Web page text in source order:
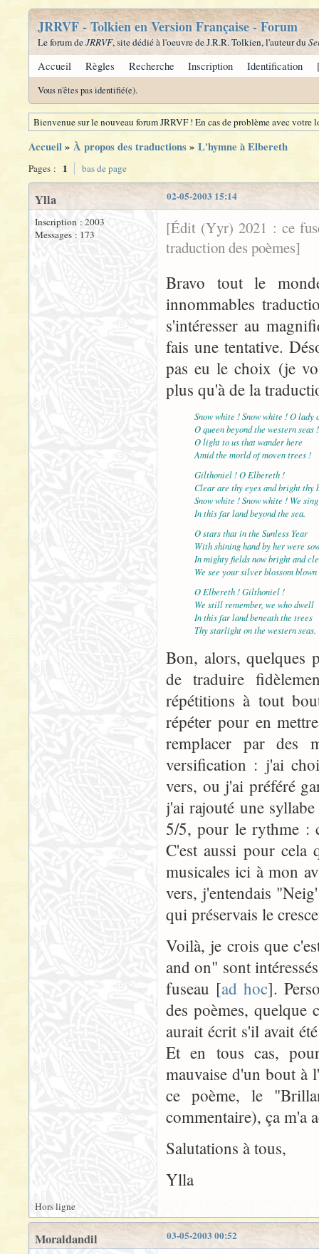
JRRVF - Tolkien en Version Française - Forum
Le forum deJRRVF, site dédié à l'oeuvre de J.R.R. Tolkien, l'auteur du
Accueil Règles Recherche Inscription Identification
Vous n'êtes pas identifié(e).
Bienvenue sur le nouveau forum JRRVF ! En cas de problème avec
Accueil» À propos des traductions» L'hymne à Elbereth
Pages : 1 bas de page
02-05-2003 15:14
Ylla
Inscription : 2003
Messages : 173
[Édit (Yyr) 2021 : ce
traduction des poèmes]
Bravo tout le
innommables
s'intéresser au
fais une tentative.
pas eu le choix (je
plus qu'à de la
Snow white ! Snow white ! O lady
O queen beyond the western seas !
O light to us that wander here
Amid the morld of moven trees !
Gilthoniel ! O Elbereth !
Clear are thy eyes and bright thy
Snow white ! Snow white ! We
In this far land beyond the sea.
O stars that in the Sunless Year
With shining hand by her were
In mighty fields now bright and
We see your silver blossom
O Elbereth ! Gilthoniel !
We still remember, we who dwell
In this far land beneath the trees
Thy starlight on the western seas.
Bon, alors, quelques
de traduire
répétitions à tout
répéter pour en
remplacer par des
versification : j'ai
vers, ou j'ai préféré
j'ai rajouté une
5/5, pour le rythme :
C'est aussi pour
musicales ici à mon
vers, j'entendais
qui préservais le
Voilà, je crois que
and on" sont
fuseau [ad hoc].
des poèmes, quelque
aurait écrit s'il avait
Et en tous cas,
mauvaise d'un bout à
ce poème, le
commentaire), ça m'a
Salutations à tous,
Ylla
Hors ligne
03-05-2003 00:52
Moraldandil